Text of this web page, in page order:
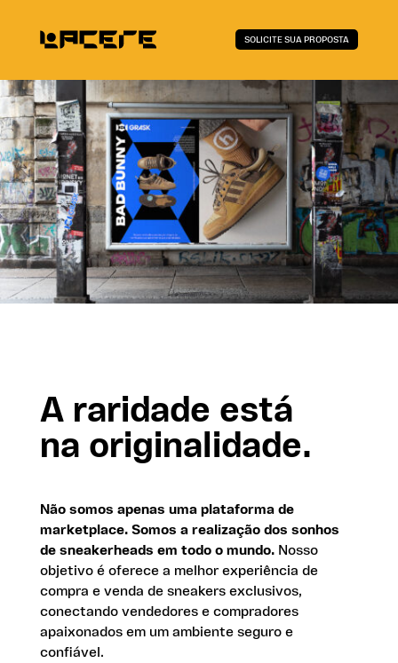
SOLICITE SUA PROPOSTA
A raridade está
na originalidade.
Não somos apenas uma plataforma de
marketplace. Somos a realização dos sonhos
de sneakerheads em todo o mundo. Nosso
objetivo é oferece a melhor experiência de
compra e venda de sneakers exclusivos,
conectando vendedores e compradores
apaixonados em um ambiente seguro e
confiável.